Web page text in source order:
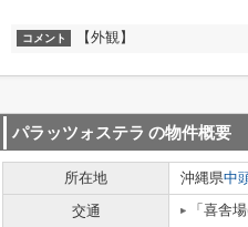
コメント 【外観】
パラッツォステラ の物件概要
所在地 沖縄県中
交通
「喜舎